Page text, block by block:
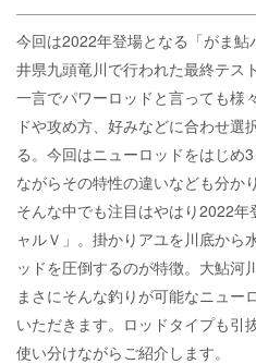
今回は2022年登場となる「がま
井県九頭竜川で行われた最終テス
一言でパワーロッドと言っても様
ドや攻め方、好みなどに合わせ選
る。今回はニューロッドをはじめ
ながらその特性の違いなども分か
そんな中でも注目はやはり2022
ャルＶ」。掛かりアユを川底から
ッドを圧倒するのが特徴。大鮎河
まさにそんな釣りが可能なニュー
いただきます。ロッドタイプも引
使い分けながらご紹介します。